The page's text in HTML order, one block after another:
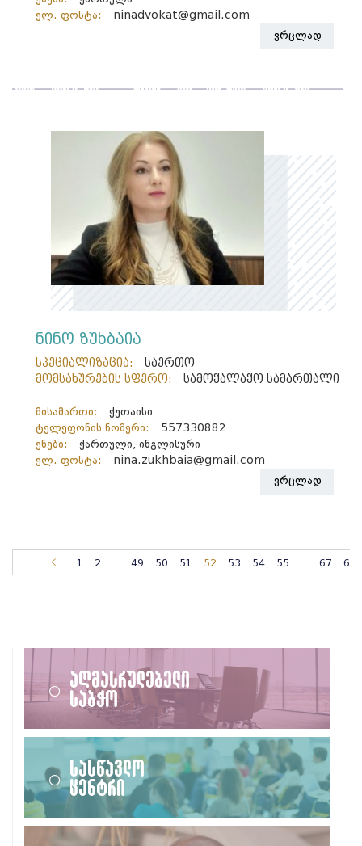
ელ. ფოსტა:
ninadvokat@gmail.com
ვრცლად
ნინო ზუხბაია
სპეციალიზაცია:
საერთო
მომსახურების სფერო:
სამოქალაქო სამართალი
მისამართი:
ქუთაისი
ტელეფონის ნომერი:
557330882
ენები:
ქართული, ინგლისური
ელ. ფოსტა:
nina.zukhbaia@gmail.com
ვრცლად
1 2 49 50 51 52 53 54 55 67 68
აღმასრულებელი
საბჭო
სასწავლო
ცენტრი